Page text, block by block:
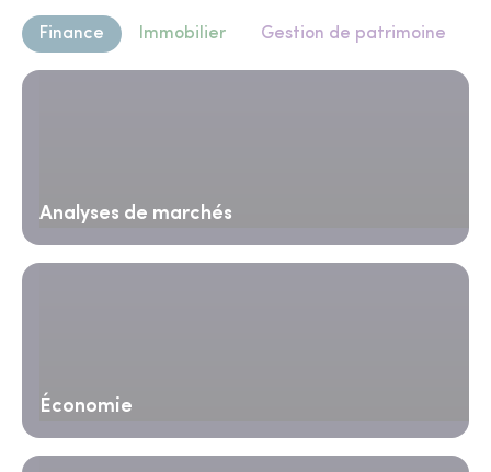
Finance Immobilier Gestion de patrimoine
Analyses de marchés
Économie